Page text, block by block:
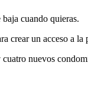
baja cuando quieras.
crear un acceso a
nuevos